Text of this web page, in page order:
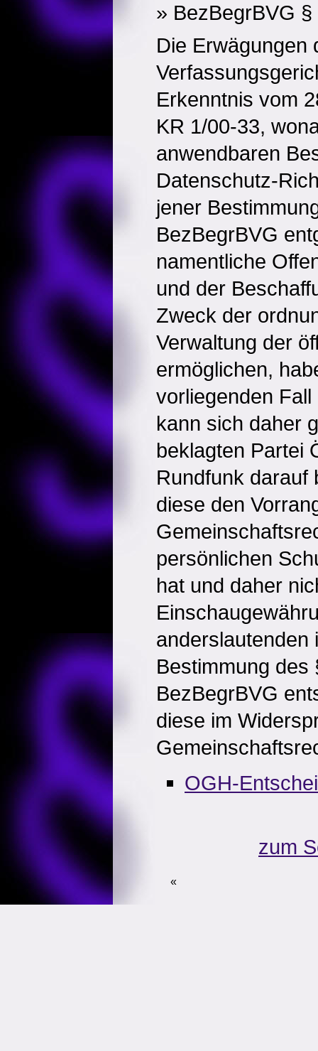
» BezBegrBVG §
Die Erwägungen
Erkenntnis vom
KR 1/00-33,
anwendbaren
Datenschutz-
jener
BezBegrBVG
namentliche
und der
Zweck der
Verwaltung der
ermöglichen,
vorliegenden
kann sich daher
beklagten Partei
Rundfunk darauf
diese den
persönlichen
hat und daher
anderslautenden
Bestimmung des
BezBegrBVG
diese im
OGH-
zum
«